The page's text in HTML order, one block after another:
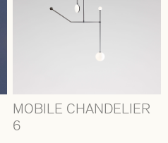
MOBILE CHANDELIER
6